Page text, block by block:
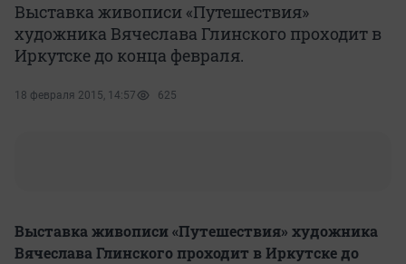
Выставка живописи «Путешествия»
художника Вячеслава Глинского проходит в
Иркутске до конца февраля.
18 февраля 2015, 14:57 625
Выставка живописи «Путешествия» художника
Вячеслава Глинского проходит в Иркутске до